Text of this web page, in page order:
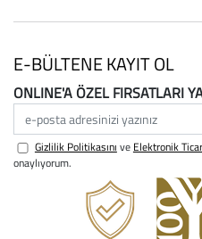
E-BÜLTENE KAYIT OL
ONLINE'A ÖZEL FIRSATLARI
e-posta adresinizi yazınız
Gizlilik Politikasını ve Elektronik
onaylıyorum.